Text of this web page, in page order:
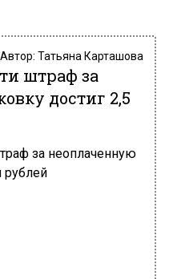
Автор: Татьяна Карташова
штраф за
достиг 2,5